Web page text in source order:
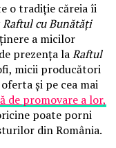
o tradiție căreia îi
Raftul cu Bunătăți
a micilor
prezența laRaftul
micii producători
și pe cea mai
de promovare a lor,
poate porni
din România.